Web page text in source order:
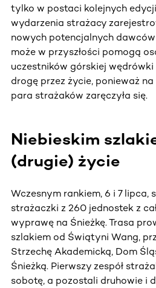
tylko w postaci kolejnych
wydarzenia strażacy
nowych potencjalnych
może w przyszłości pomogą
uczestników górskiej
drogę przez życie, ponieważ
para strażaków zaręczyła się.
Niebieskim
(drugie) życie
Wczesnym rankiem, 6 i 7 lipca,
strażaczki z 260 jednostek z
wyprawę na Śnieżkę. Trasa
szlakiem od Świątyni Wang,
Strzechę Akademicką, Dom
Śnieżką. Pierwszy zespół
sobotę, a pozostali druhowie i